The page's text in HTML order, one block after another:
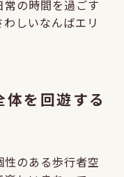
の時間を過ごす
しいなんばエリ
を回遊する
のある歩行者空